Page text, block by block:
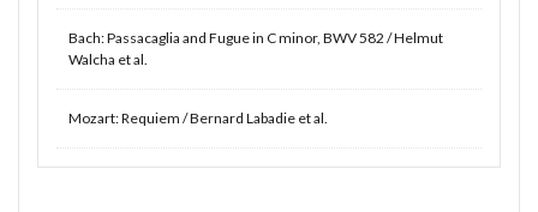
Bach: Passacaglia and Fugue in C minor, BWV 582 / Helmut
Walcha et al.
Mozart: Requiem / Bernard Labadie et al.